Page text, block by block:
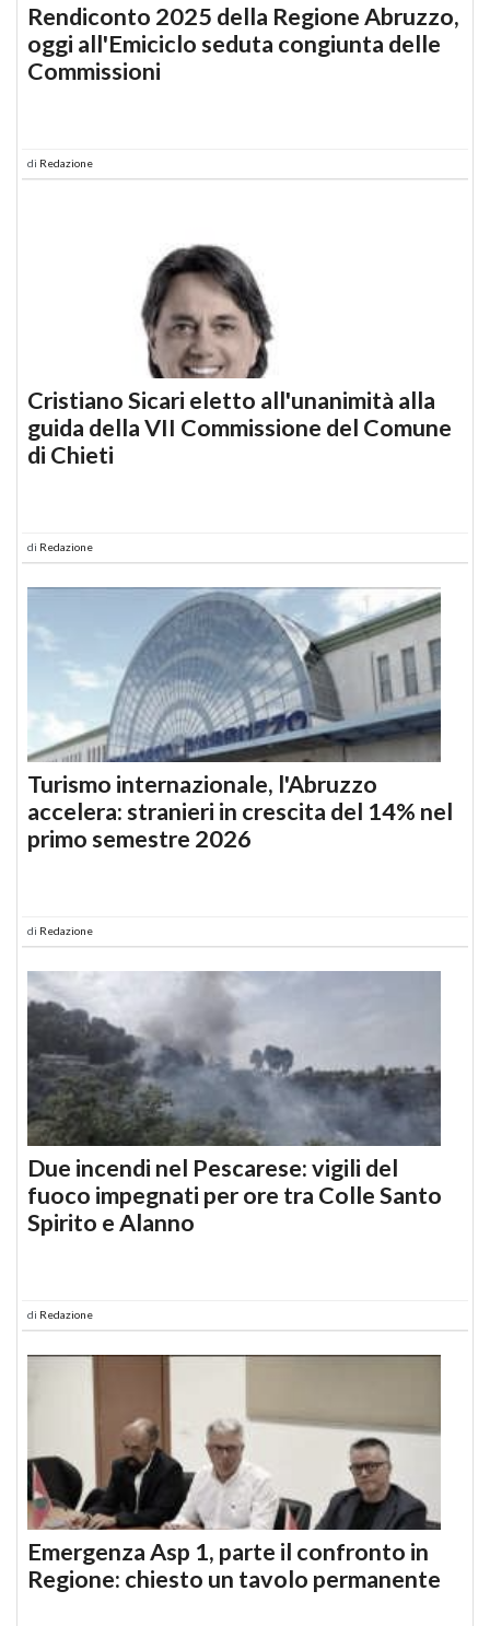
Rendiconto 2025 della Regione Abruzzo,
oggi all'Emiciclo seduta congiunta delle
Commissioni
di Redazione
Cristiano Sicari eletto all'unanimità alla
guida della VII Commissione del Comune
di Chieti
di Redazione
Turismo internazionale, l'Abruzzo
accelera: stranieri in crescita del 14% nel
primo semestre 2026
di Redazione
Due incendi nel Pescarese: vigili del
fuoco impegnati per ore tra Colle Santo
Spirito e Alanno
di Redazione
Emergenza Asp 1, parte il confronto in
Regione: chiesto un tavolo permanente